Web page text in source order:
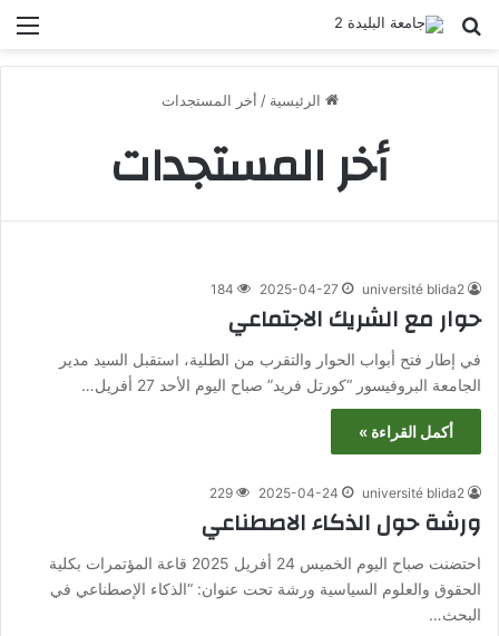
بحث عن
الرئيسية / أخر المستجدات
أخر المستجدات
université blida2
2025-04-27
184
حوار مع الشريك الاجتماعي
في إطار فتح أبواب الحوار والتقرب من الطلية، استقبل السيد مدير
الجامعة البروفيسور “كورتل فريد” صباح اليوم الأحد 27 أفريل…
أكمل القراءة »
université blida2
2025-04-24
229
ورشة حول الذكاء الاصطناعي‎
احتضنت صباح اليوم الخميس 24 أفريل 2025 قاعة المؤتمرات بكلية
الحقوق والعلوم السياسية ورشة تحت عنوان: “الذكاء الإصطناعي في
البحث…